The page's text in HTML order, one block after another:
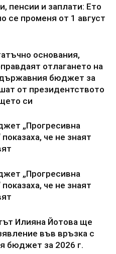
пенсии и заплати: Ето
се променя от 1 август
основания,
отлагането на
държавния бюджет за
от президентството
си
„Прогресивна
че не знаят
„Прогресивна
че не знаят
Илияна Йотова ще
във връзка с
бюджет за 2026 г.